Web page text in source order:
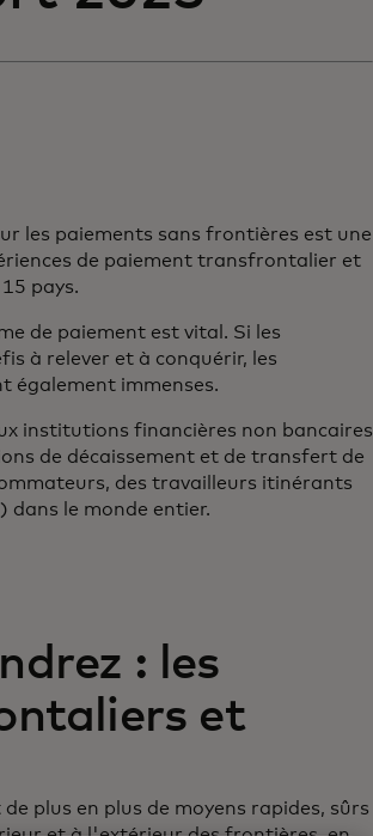
les paiements sans frontières est une
de paiement transfrontalier et
pays.
de paiement est vital. Si les
à relever et à conquérir, les
également immenses.
institutions financières non bancaires
de décaissement et de transfert de
des travailleurs itinérants
dans le monde entier.
: les
et
plus en plus de moyens rapides, sûrs